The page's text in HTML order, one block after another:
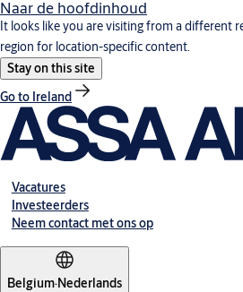
Naar de hoofdinhoud
It looks like you are visiting from a different
region for location-specific content.
Stay on this site
Go to Ireland
Vacatures
Investeerders
Neem contact met ons op
Belgium·Nederlands